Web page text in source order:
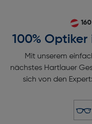
100%
Mit unserem
nächstes Hartlauer
sich von den